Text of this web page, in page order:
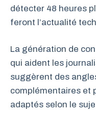
détecter 48 heures
feront l’actualité
La génération de
qui aident les
suggèrent des
complémentaires et
adaptés selon le